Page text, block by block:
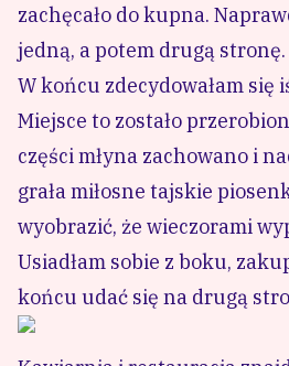
zachęcało do kupna.
jedną, a potem drugą stronę.
W końcu zdecydowałam się
Miejsce to zostało
części młyna zachowano i
grała miłosne tajskie
wyobrazić, że wieczorami
Usiadłam sobie z boku,
końcu udać się na drugą